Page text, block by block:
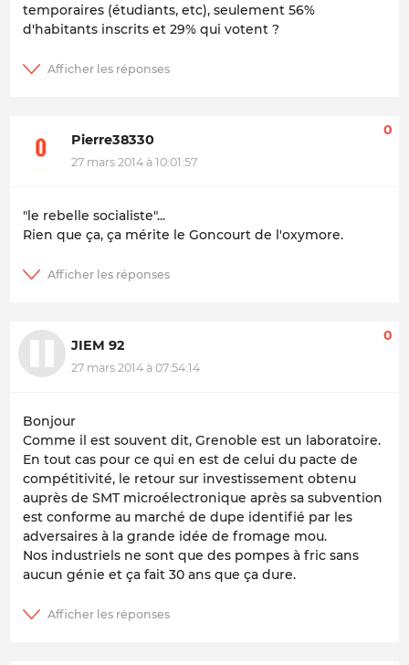
temporaires (étudiants, etc), seulement 56%
d'habitants inscrits et 29% qui votent ?
Pierre38330
27 mars 2014 à 10:01:57
0
"le rebelle socialiste"...
Rien que ça, ça mérite le Goncourt de l'oxymore.
JIEM 92
27 mars 2014 à 07:54:14
0
Bonjour
Comme il est souvent dit, Grenoble est un laboratoire.
En tout cas pour ce qui en est de celui du pacte de
compétitivité, le retour sur investissement obtenu
auprès de SMT microélectronique après sa subvention
est conforme au marché de dupe identifié par les
adversaires à la grande idée de fromage mou.
Nos industriels ne sont que des pompes à fric sans
aucun génie et ça fait 30 ans que ça dure.